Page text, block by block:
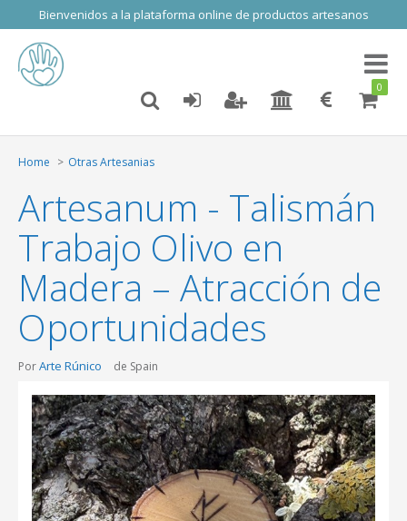
Bienvenidos a la plataforma online de productos artesanos
Toggle
0
Home Otras Artesanias
Artesanum - Talismán
Trabajo Olivo en
Madera – Atracción de
Oportunidades
PorArte Rúnico de Spain